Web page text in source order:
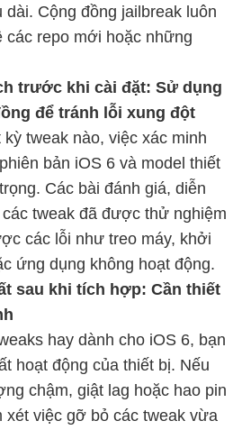
Cộng đồng jailbreak luôn
các repo mới hoặc những
trước khi cài đặt: Sử dụng
để tránh lỗi xung đột
tweak nào, việc xác minh
bản iOS 6 và model thiết
Các bài đánh giá, diễn
tweak đã được thử nghiệm
các lỗi như treo máy, khởi
ứng dụng không hoạt động.
sau khi tích hợp: Cần thiết
hay dành cho iOS 6, bạn
hoạt động của thiết bị. Nếu
chậm, giật lag hoặc hao pin
xét việc gỡ bỏ các tweak vừa